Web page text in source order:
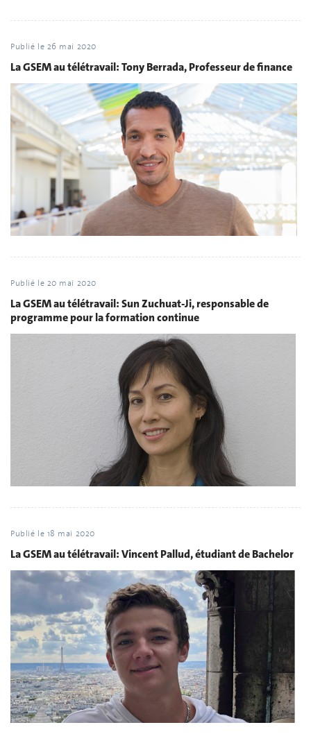
Publié le 26 mai 2020
La GSEM au télétravail: Tony Berrada, Professeur de finance
Publié le 20 mai 2020
La GSEM au télétravail: Sun Zuchuat-Ji, responsable de
programme pour la formation continue
Publié le 18 mai 2020
La GSEM au télétravail: Vincent Pallud, étudiant de Bachelor